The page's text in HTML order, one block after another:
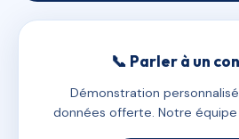
📞 Parler à un
Démonstration
données offerte. Notre